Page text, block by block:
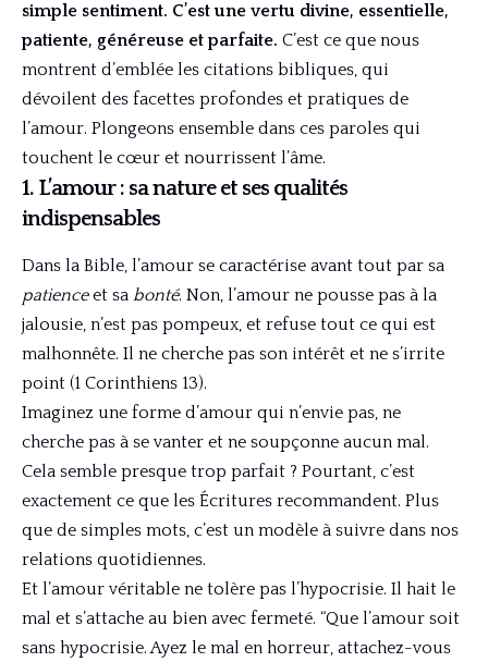
simple sentiment. C’est une vertu divine, essentielle,
patiente, généreuse et parfaite. C’est ce que nous
montrent d’emblée les citations bibliques, qui
dévoilent des facettes profondes et pratiques de
l’amour. Plongeons ensemble dans ces paroles qui
touchent le cœur et nourrissent l’âme.
1. L’amour : sa nature et ses qualités
indispensables
Dans la Bible, l’amour se caractérise avant tout par sa
patienceet sa bonté. Non, l’amour ne pousse pas à la
jalousie, n’est pas pompeux, et refuse tout ce qui est
malhonnête. Il ne cherche pas son intérêt et ne s’irrite
point (1 Corinthiens 13).
Imaginez une forme d’amour qui n’envie pas, ne
cherche pas à se vanter et ne soupçonne aucun mal.
Cela semble presque trop parfait ? Pourtant, c’est
exactement ce que les Écritures recommandent. Plus
que de simples mots, c’est un modèle à suivre dans nos
relations quotidiennes.
Et l’amour véritable ne tolère pas l’hypocrisie. Il hait le
mal et s’attache au bien avec fermeté. “Que l’amour soit
sans hypocrisie. Ayez le mal en horreur, attachez-vous